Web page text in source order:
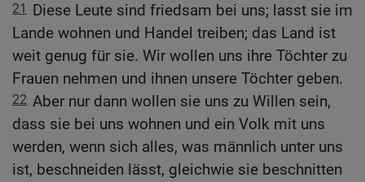
21
Diese Leute sind friedsam bei uns; lasst sie im
Lande wohnen und Handel treiben; das Land ist
weit genug für sie. Wir wollen uns ihre Töchter zu
Frauen nehmen und ihnen unsere Töchter geben.
22 Aber nur dann wollen sie uns zu Willen sein,
dass sie bei uns wohnen und ein Volk mit uns
werden, wenn sich alles, was männlich unter uns
ist, beschneiden lässt, gleichwie sie beschnitten